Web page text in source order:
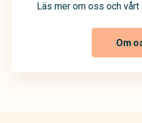
Läs mer om oss och
Om